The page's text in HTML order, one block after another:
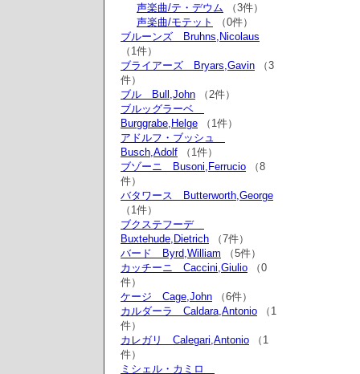
声楽曲/テ・デウム （3件）
声楽曲/モテット
（0件）
ブルーンズ Bruhns,Nicolaus
（1件）
ブライアーズ Bryars,Gavin （3
件）
ブル Bull,John （2件）
ブルッグラーベ
Burggrabe,Helge （1件）
アドルフ・ブッシュ
Busch,Adolf （1件）
ブゾーニ Busoni,Ferrucio （8
件）
バタワース Butterworth,George
（1件）
ブクステフーデ
Buxtehude,Dietrich （7件）
バード Byrd,William （5件）
カッチーニ Caccini,Giulio （0
件）
ケージ Cage,John （6件）
カルダーラ Caldara,Antonio （1
件）
カレガリ Calegari,Antonio （1
件）
ミシェル・カミロ